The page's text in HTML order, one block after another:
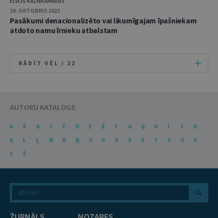
26. OKTOBRIS 2021
Pasākumi denacionalizēto vai likumīgajam īpašniekam
atdoto namu īrnieku atbalstam
RĀDĪT VĒL / 22
AUTORU KATALOGS
A Ā B C Č D E Ē F G Ģ H I J
K
Ķ
L Ļ M N Ņ O P R S Š T U Ū
V
Z
Ž